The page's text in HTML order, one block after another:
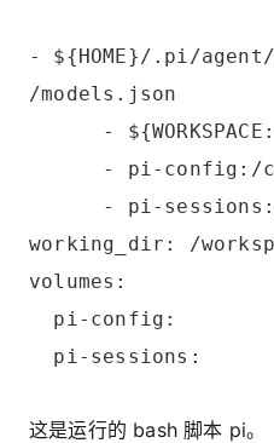
- ${HOME}/.pi/
/models.json
-
- pi-config:/
- pi-sessions:/
working_dir: /
volumes:
pi-config:
pi-sessions:
这是运行的 bash 脚本 pi。